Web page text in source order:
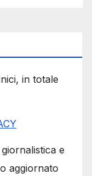
in totale
e
aggiornato